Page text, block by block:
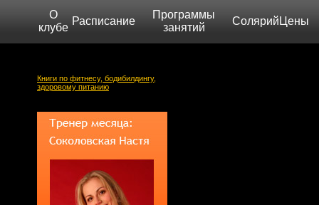
О
клубе
Расписание
Программы
занятий
Солярий Цены
Книги по фитнесу, бодибилдингу,
здоровому питанию